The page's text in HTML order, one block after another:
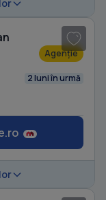
Agenție
2 luni în urmă